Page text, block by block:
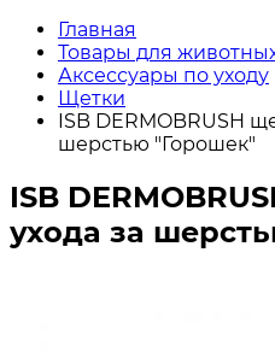
Главная
Товары для
Аксессуары по уходу
Щетки
ISB DERMOBRUSH
шерстью "Горошек"
ISB
ухода за